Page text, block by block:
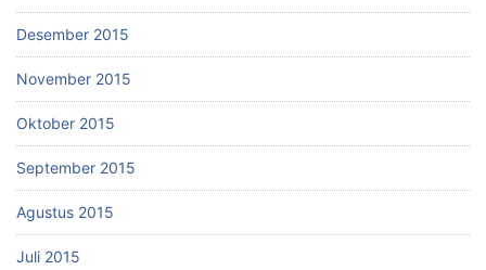
Desember 2015
November 2015
Oktober 2015
September 2015
Agustus 2015
Juli 2015